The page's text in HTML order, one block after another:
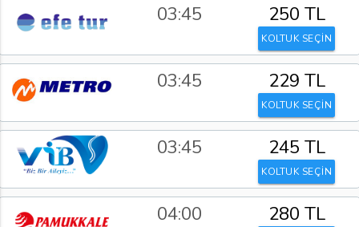
03:45 250 TL
KOLTUK SEÇİN
03:45 229 TL
KOLTUK SEÇİN
03:45 245 TL
KOLTUK SEÇİN
04:00 280 TL